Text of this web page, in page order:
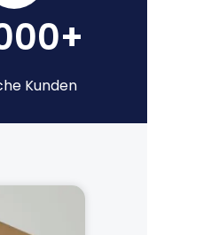
Kunden